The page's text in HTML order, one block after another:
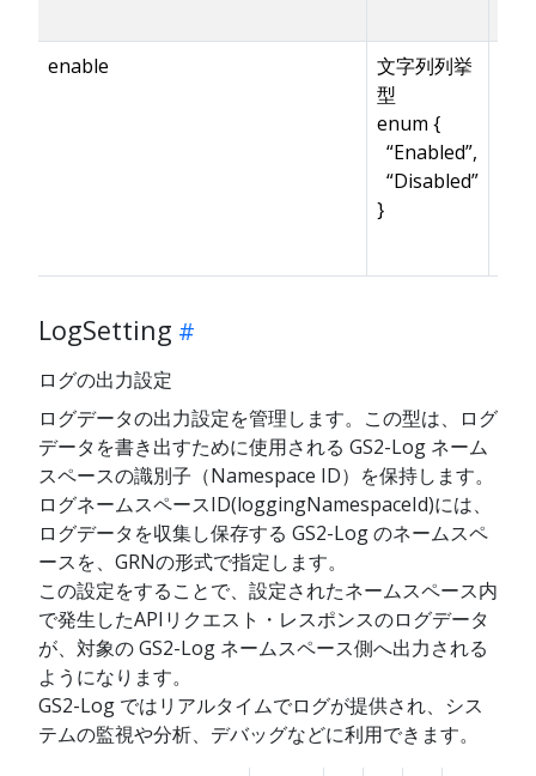
enable
文字列列挙
型
enum {
“Enabled”,
“Disabled”
}
LogSetting
ログの出力設定
ログデータの出力設定を管理します。この型は、ログ
データを書き出すために使用される GS2-Log ネーム
スペースの識別子（Namespace ID）を保持します。
ログネームスペースID(loggingNamespaceId)には、
ログデータを収集し保存する GS2-Log のネームスペ
ースを、GRNの形式で指定します。
この設定をすることで、設定されたネームスペース内
で発生したAPIリクエスト・レスポンスのログデータ
が、対象の GS2-Log ネームスペース側へ出力される
ようになります。
GS2-Log ではリアルタイムでログが提供され、シス
テムの監視や分析、デバッグなどに利用できます。